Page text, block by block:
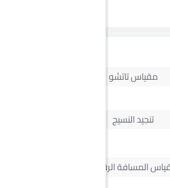
مقياس تاتشو
تنجيد النسيج
المسافة الرقمي